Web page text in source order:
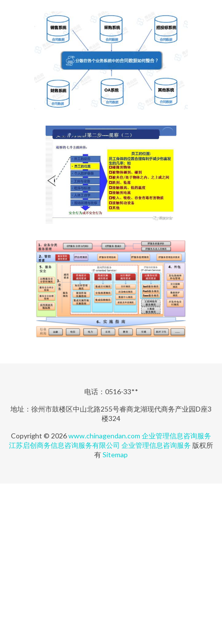
电话：0516-33**
地址：徐州市鼓楼区中山北路255号睿商龙湖现代商务产业园D座3
楼324
Copyright © 2026www.chinagendan.com 企业管理信息咨询服务
江苏启创商务信息咨询服务有限公司 企业管理信息咨询服务 版权所
有Sitemap